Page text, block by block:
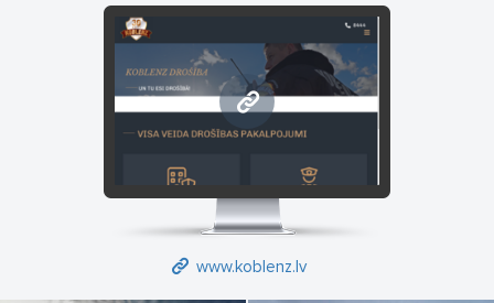
э-почта: liepaja@koblenz.lv
Телефон: 28 368 818
Руководитель: Гатис Салминьш
www.koblenz.lv
www.koblenz.lv